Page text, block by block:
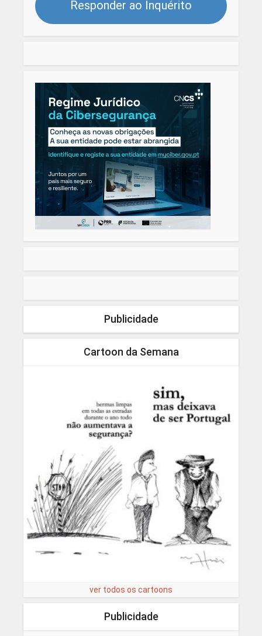
Responder ao Inquérito
Publicidade
Cartoon da Semana
ver todos os cartoons
Publicidade